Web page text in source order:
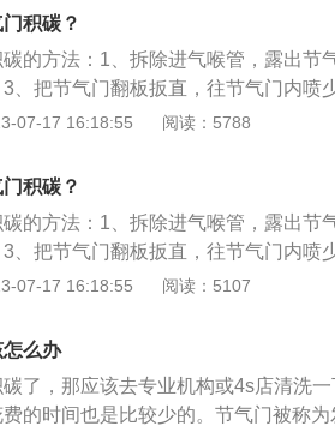
厂对其进行清理，以延长车辆发动机
后就要开始节气门的初始化，清洗节
气门开度的时候，是有记忆功能的，
电脑会自动调节节气门的开度，让
的堵塞，如果节气门还保持着以前
果是：启动时发动机抖动，而且加速
积碳？
的方法：1、拆除进气喉管，露出节
、把节气门翻板扳直，往节气门内喷
布进行擦洗，节气门深处可以用夹子
气处于正常状态，清洗后没有油泥堵
成进气量过大，启动时发动机抖动且
一道可控阀门，气体进入进气管后会
成做功，节气门上接空气滤清器，
。
07-17 16:18:55 阅读：5788
积碳？
的方法：1、拆除进气喉管，露出节
、把节气门翻板扳直，往节气门内喷
布进行擦洗，节气门深处可以用夹子
气处于正常状态，而清洗后没有油泥
会造成进气量过大，启动时发动机抖动
07-17 16:18:55 阅读：5107
么办
了，那应该去专业机构或4s店清洗
的时间也是比较少的。节气门被称